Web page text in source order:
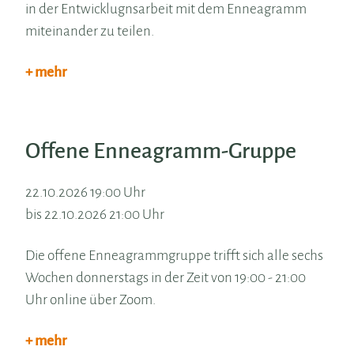
in der Entwicklugnsarbeit mit dem Enneagramm
miteinander zu teilen.
+ mehr
Offene Enneagramm-Gruppe
22.10.2026 19:00 Uhr
bis 22.10.2026 21:00 Uhr
Die offene Enneagrammgruppe trifft sich alle sechs
Wochen donnerstags in der Zeit von 19:00 - 21:00
Uhr online über Zoom.
+ mehr